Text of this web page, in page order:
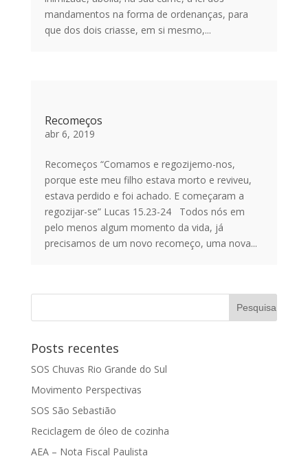
mandamentos na forma de ordenanças, para
que dos dois criasse, em si mesmo,...
Recomeços
abr 6, 2019
Recomeços “Comamos e regozijemo-nos,
porque este meu filho estava morto e reviveu,
estava perdido e foi achado. E começaram a
regozijar-se” Lucas 15.23-24 Todos nós em
pelo menos algum momento da vida, já
precisamos de um novo recomeço, uma nova...
Posts recentes
SOS Chuvas Rio Grande do Sul
Movimento Perspectivas
SOS São Sebastião
Reciclagem de óleo de cozinha
AEA – Nota Fiscal Paulista